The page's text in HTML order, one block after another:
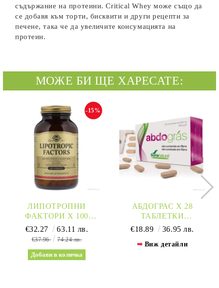
съдържание на протеини. Critical Whey може също да
се добавя към торти, бисквити и други рецепти за
печене, така че да увеличите консумацията на
протеин.
МОЖЕ БИ ЩЕ ХАРЕСАТЕ:
ЛИПОТРОПНИ
ФАКТОРИ Х 100
ТАБЛЕТКИ СОЛГАР |
LIPOTROPIC FACTORS
-15%
€32.27 63.11 лв.
€37.96 74.24 лв.
АБДОГРАС Х 28
ТАБЛЕТКИ
(ОТСЛАБВАНЕ,
NATURAL | ABDOGRAS
€18.89 36.95 лв.
Виж детайли